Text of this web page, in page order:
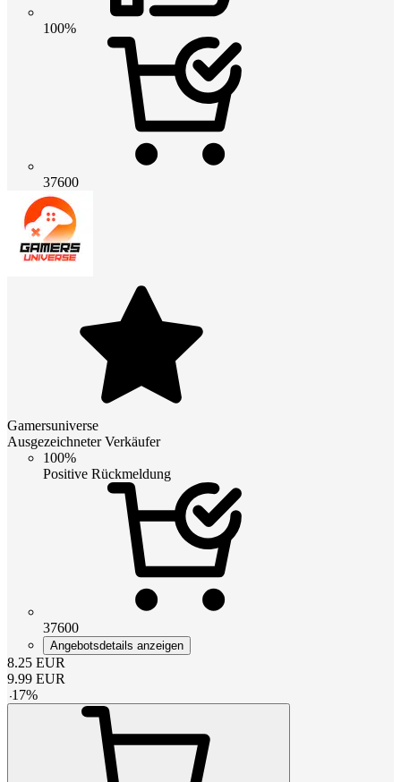
100%
37600
Gamersuniverse
Ausgezeichneter Verkäufer
100%
Positive Rückmeldung
37600
Angebotsdetails anzeigen
8.25 EUR
9.99 EUR
-17%